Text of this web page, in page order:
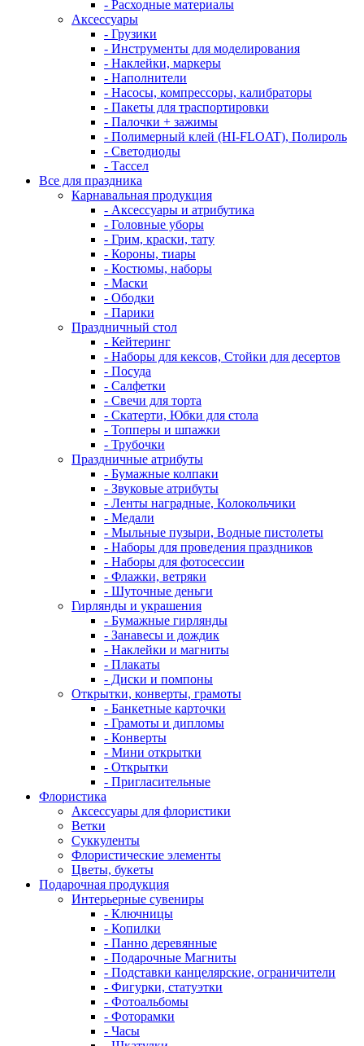
- Расходные материалы
Аксессуары
- Грузики
- Инструменты для моделирования
- Наклейки, маркеры
- Наполнители
- Насосы, компрессоры, калибраторы
- Пакеты для траспортировки
- Палочки + зажимы
- Полимерный клей (HI-FLOAT), Полироль
- Светодиоды
- Тассел
Все для праздника
Карнавальная продукция
- Аксессуары и атрибутика
- Головные уборы
- Грим, краски, тату
- Короны, тиары
- Костюмы, наборы
- Маски
- Ободки
- Парики
Праздничный стол
- Кейтеринг
- Наборы для кексов, Стойки для десертов
- Посуда
- Салфетки
- Свечи для торта
- Скатерти, Юбки для стола
- Топперы и шпажки
- Трубочки
Праздничные атрибуты
- Бумажные колпаки
- Звуковые атрибуты
- Ленты наградные, Колокольчики
- Медали
- Мыльные пузыри, Водные пистолеты
- Наборы для проведения праздников
- Наборы для фотосессии
- Флажки, ветряки
- Шуточные деньги
Гирлянды и украшения
- Бумажные гирлянды
- Занавесы и дождик
- Наклейки и магниты
- Плакаты
- Диски и помпоны
Открытки, конверты, грамоты
- Банкетные карточки
- Грамоты и дипломы
- Конверты
- Мини открытки
- Открытки
- Пригласительные
Флористика
Аксессуары для флористики
Ветки
Суккуленты
Флористические элементы
Цветы, букеты
Подарочная продукция
Интерьерные сувениры
- Ключницы
- Копилки
- Панно деревянные
- Подарочные Магниты
- Подставки канцелярские, ограничители
- Фигурки, статуэтки
- Фотоальбомы
- Фоторамки
- Часы